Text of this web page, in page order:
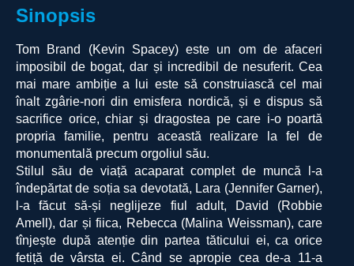
Sinopsis
Tom Brand (Kevin Spacey) este un om de afaceri
imposibil de bogat, dar și incredibil de nesuferit. Cea
mai mare ambiție a lui este să construiască cel mai
înalt zgârie-nori din emisfera nordică, și e dispus să
sacrifice orice, chiar și dragostea pe care i-o poartă
propria familie, pentru această realizare la fel de
monumentală precum orgoliul său.
Stilul său de viață acaparat complet de muncă l-a
îndepărtat de soția sa devotată, Lara (Jennifer Garner),
l-a făcut să-și neglijeze fiul adult, David (Robbie
Amell), dar și fiica, Rebecca (Malina Weissman), care
tînjește după atenție din partea tăticului ei, ca orice
fetiță de vârsta ei. Când se apropie cea de-a 11-a